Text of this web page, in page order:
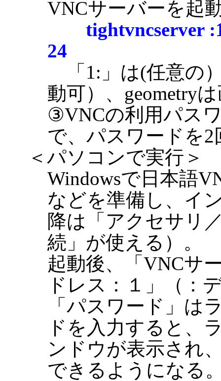
VNCサーバーを起
tightvncserver
24
「1:」は(任意の
動可）、geometry
③VNCの利用パス
で、パスワードを2
＜パソコンで実行＞
Windowsで日本語
などを準備し、イ
降は「アクセサリ
続」が使える）。
起動後、「VNCサ
ドレス：１」（：
「パスワード」は
ドを入力すると、
ンドウが表示され
できるようになる